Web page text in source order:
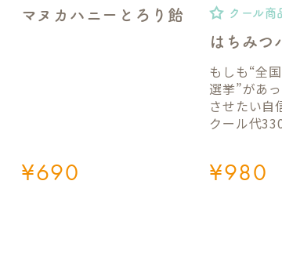
マヌカハニーとろり飴
¥690
クール商
はちみつ
もしも“全
選挙”があ
させたい自
クール代
¥980